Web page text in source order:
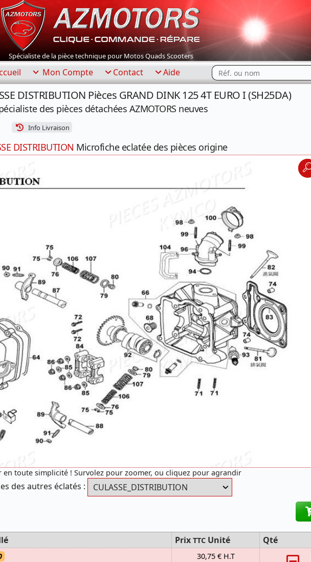
Spécialiste de la pièce technique pour Motos Quads Scooters
Mon Compte Contact Aide Rechercher...
DISTRIBUTION Pièces GRAND DINK 125 4T EURO I (SH25DA)
des pièces détachées AZMOTORS neuves
Info Livraison
DISTRIBUTION Microfiche eclatée des pièces origine
en toute simplicité ! Survolez pour zoomer, ou cliquez pour agrandir
des autres éclatés :
Prix TTC Unité
Qté
30,75 € H.T